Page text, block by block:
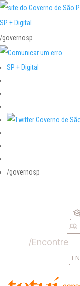
SP + Digital
/governosp
SP + Digital
/governosp
EN